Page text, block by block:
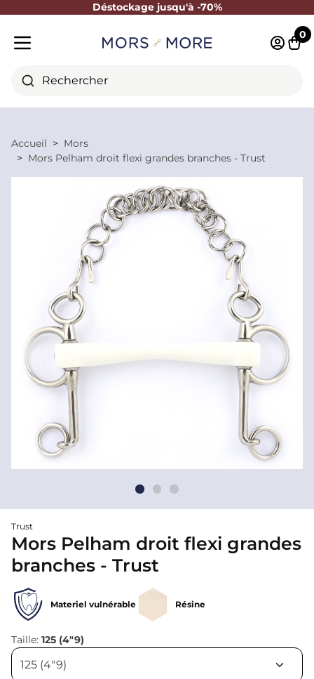
Déstockage jusqu'à -70%
Fermer
Rechercher
0
Accueil
Mors
Mors Pelham droit flexi grandes branches - Trust
Trust
Mors Pelham droit flexi grandes
branches - Trust
Materiel vulnérable Résine
Taille: 125 (4"9)